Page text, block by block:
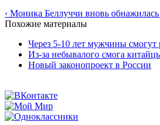
‹ Моника Беллуччи вновь
Похожие материалы
Через 5-10 лет мужчины смогут
Из-за небывалого смога
Новый законопроект в России